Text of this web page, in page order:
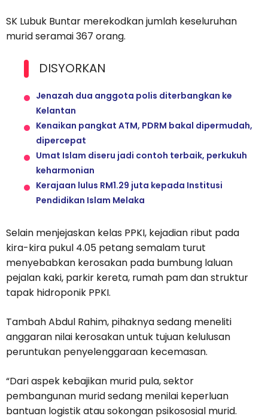
SK Lubuk Buntar merekodkan jumlah keseluruhan
murid seramai 367 orang.
DISYORKAN
Jenazah dua anggota polis diterbangkan ke
Kelantan
Kenaikan pangkat ATM, PDRM bakal dipermudah,
dipercepat
Umat Islam diseru jadi contoh terbaik, perkukuh
keharmonian
Kerajaan lulus RM1.29 juta kepada Institusi
Pendidikan Islam Melaka
Selain menjejaskan kelas PPKI, kejadian ribut pada
kira-kira pukul 4.05 petang semalam turut
menyebabkan kerosakan pada bumbung laluan
pejalan kaki, parkir kereta, rumah pam dan struktur
tapak hidroponik PPKI.
Tambah Abdul Rahim, pihaknya sedang meneliti
anggaran nilai kerosakan untuk tujuan kelulusan
peruntukan penyelenggaraan kecemasan.
“Dari aspek kebajikan murid pula, sektor
pembangunan murid sedang menilai keperluan
bantuan logistik atau sokongan psikososial murid.